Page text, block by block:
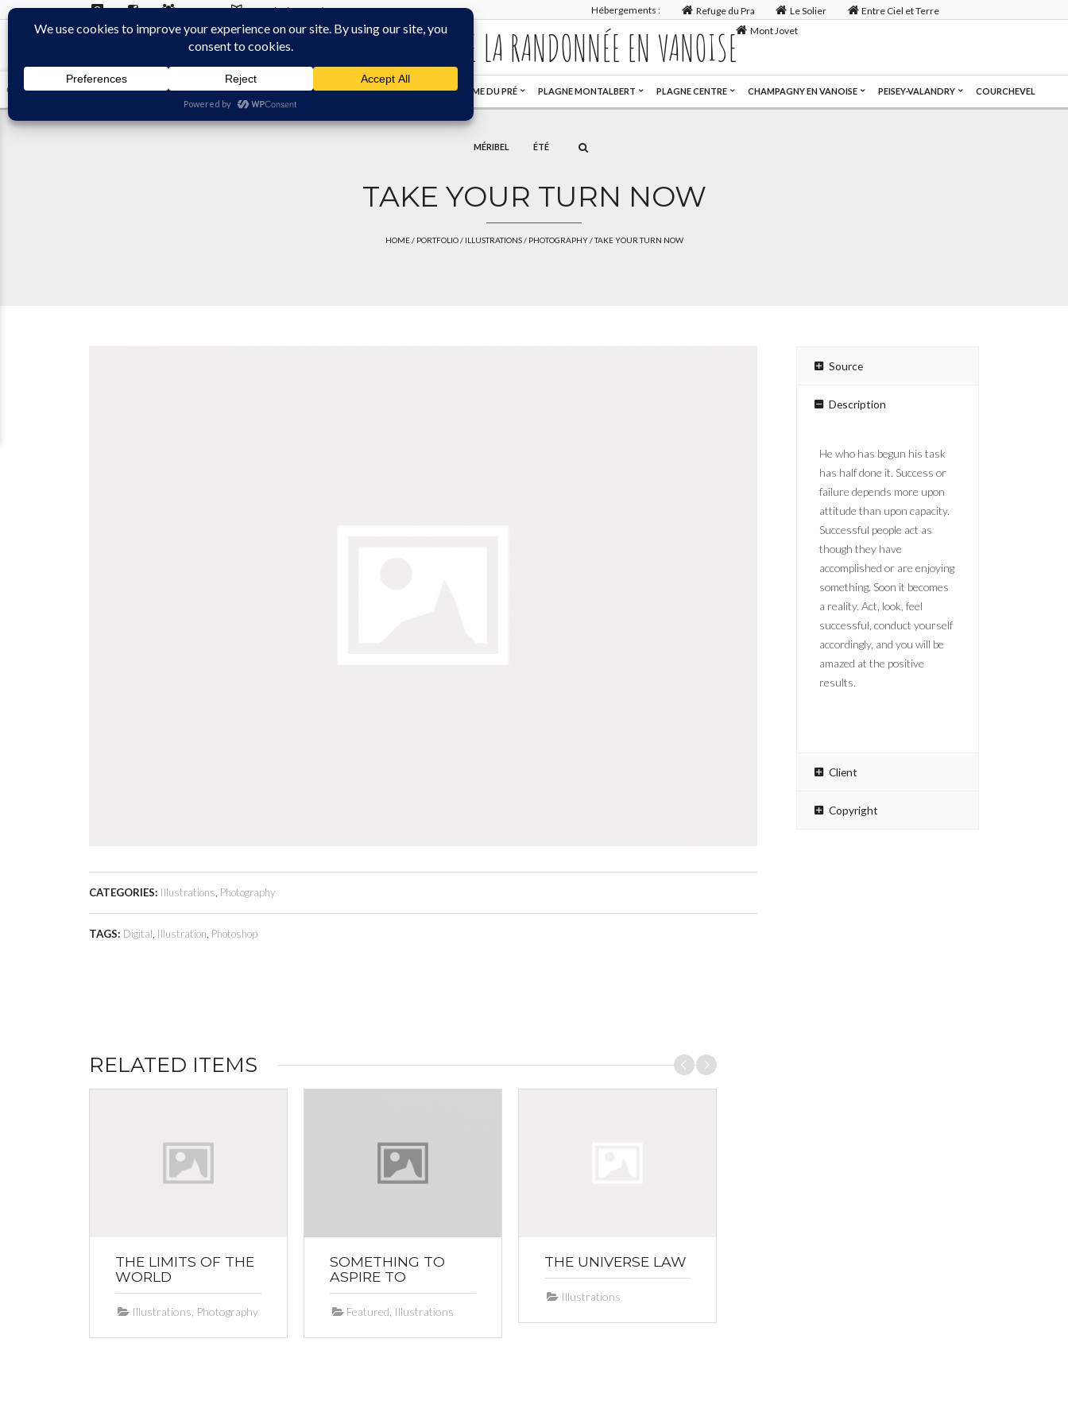
Contact On parle de nous :) Hébergements : Refuge du Pra Le Solier
Entre Ciel et Terre
Mont Jovet
MAISON DE LA RANDONNÉE EN VANOISE
WEEK-END RAQUETTE TREKK RAQUETTE AVENTURE RAQUETTE GOURMANDE NOTRE DAME DU PRÉ PLAGNE MONTALBERT PLAGNE CENTRE CHAMPAGNY EN VANOISE PEISEY-VALANDRY COURCHEVEL
MÉRIBEL ÉTÉ
TAKE YOUR TURN NOW
HOME/ PORTFOLIO/ ILLUSTRATIONS/ PHOTOGRAPHY/ TAKE YOUR TURN NOW
CATEGORIES: Illustrations, Photography
TAGS: Digital, Illustration, Photoshop
RELATED ITEMS
THE LIMITS OF THE
WORLD
Illustrations Photography
SOMETHING TO
ASPIRE TO
Featured Illustrations
THE UNIVERSE LAW
Illustrations
Source
Description
He who has begun his task
has half done it. Success or
failure depends more upon
attitude than upon capacity.
Successful people act as
though they have
accomplished or are enjoying
something. Soon it becomes
a reality. Act, look, feel
successful, conduct yourself
accordingly, and you will be
amazed at the positive
results.
Client
Copyright